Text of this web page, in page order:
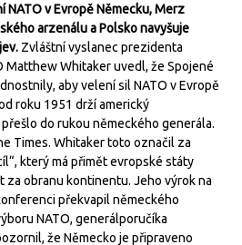
NATO v Evropě Německu, Merz
arzenálu a Polsko navyšuje
Zvláštní vyslanec prezidenta
Matthew Whitaker uvedl, že Spojené
aby velení sil NATO v Evropě
roku 1951 drží americký
do rukou německého generála.
Times. Whitaker toto označil za
který má přimět evropské státy
obranu kontinentu. Jeho výrok na
překvapil německého
NATO, generálporučíka
že Německo je připraveno